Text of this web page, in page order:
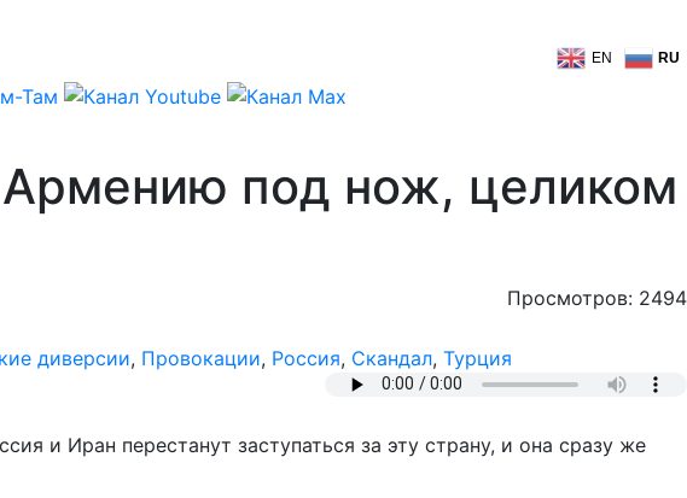
EN RU
Армению под нож, целиком
Просмотров: 2494
диверсии, Провокации, Россия, Скандал, Турция
и Иран перестанут заступаться за эту страну, и она сразу же